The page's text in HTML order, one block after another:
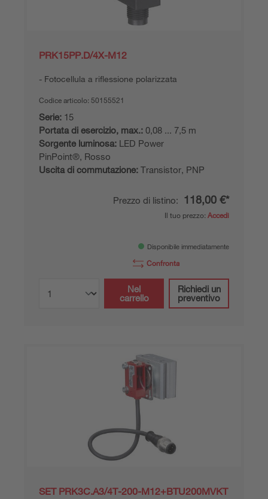
PRK15PP.D/4X-M12
Fotocellula a riflessione polarizzata
Codice articolo: 50155521
Serie: 15
Portata di esercizio, max.: 0,08 ... 7,5 m
Sorgente luminosa: LED Power
PinPoint®, Rosso
Uscita di commutazione: Transistor, PNP
Prezzo di listino: 118,00 €*
Il tuo prezzo: Accedi
Disponibile immediatamente
Confronta
Nel
carrello
Richiedi un
preventivo
SET PRK3C.A3/4T-200-M12+BTU200MVKT